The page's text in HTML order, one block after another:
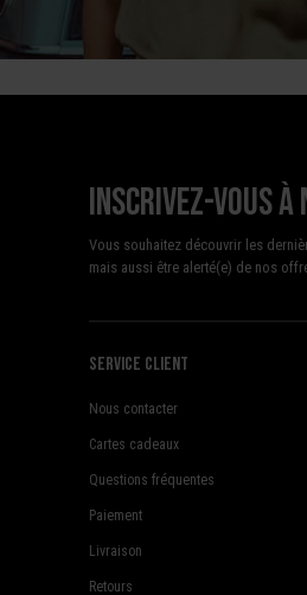
Inscrivez-vous
Vous souhaitez découvrir les
mais aussi être alerté(e) de nos
Service client
Nous contacter
Cartes cadeaux
Questions fréquentes
Paiement
Livraison
Retours